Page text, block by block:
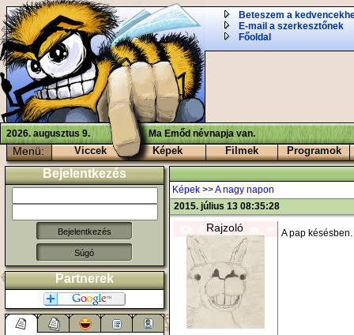
Beteszem a
E-mail a szerkesztőnek
Főoldal
2026. augusztus 9. Ma Emőd névnapja van.
Menü: Viccek Képek Filmek Programok
Bejelentkezés
Súgó
Partnerek
Képek >>A nagy napon
2015. július 13 08:35:28
Rajzoló A pap késésben.